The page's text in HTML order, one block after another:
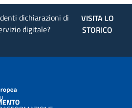
dichiarazioni di
digitale?
VISITA LO
STORICO